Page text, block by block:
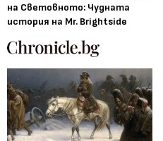
на Световното: Чудната
история на Mr. Brightside